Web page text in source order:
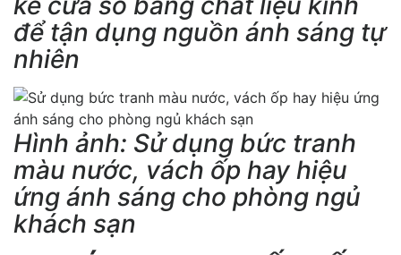
để tận dụng nguồn ánh sáng tự
nhiên
Hình ảnh: Sử dụng bức tranh
màu nước, vách ốp hay hiệu
ứng ánh sáng cho phòng ngủ
khách sạn